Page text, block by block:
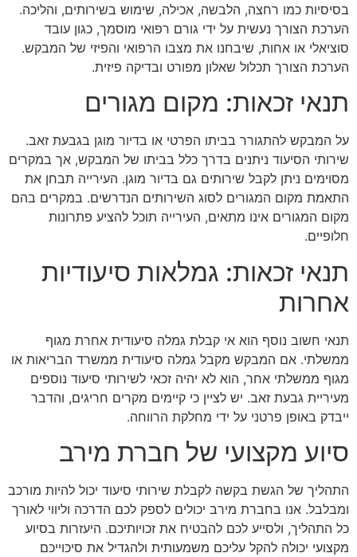
בסיסיות כמו רחצה, הלבשה, אכילה, שימוש בשירותים, והליכה.
הערכת הצורך נעשית על ידי גורם רפואי מוסמך, כגון עובד
סוציאלי או אחות, שיבחנו את מצבו הרפואי והפיזי של המבקש.
הערכת הצורך תכלול שאלון מפורט ובדיקה פיזית.
תנאי זכאות: מקום מגורים
על המבקש להתגורר בביתו הפרטי או בדיור מוגן בגבעת זאב.
שירותי הסיעוד ניתנים בדרך כלל בביתו של המבקש, אך במקרים
מסוימים ניתן לקבל שירותים גם בדיור מוגן. העירייה תבחן את
התאמת מקום המגורים לסוג השירותים הנדרשים. במקרים בהם
מקום המגורים אינו מתאים, העירייה תוכל להציע פתרונות
חלופיים.
תנאי זכאות: גמלאות סיעודיות
אחרות
תנאי חשוב נוסף הוא אי קבלת גמלה סיעודית אחרת מגוף
ממשלתי. אם המבקש מקבל גמלה סיעודית ממשרד הבריאות או
מגוף ממשלתי אחר, הוא לא יהיה זכאי לשירותי סיעוד נוספים
מעיריית גבעת זאב. יש לציין כי קיימים מקרים חריגים, והדבר
ייבדק באופן פרטני על ידי מחלקת הרווחה.
סיוע מקצועי של חברת מירב
התהליך של הגשת בקשה לקבלת שירותי סיעוד יכול להיות מורכב
ומבלבל. אנו בחברת מירב יכולים לספק לכם הדרכה וליווי לאורך
כל התהליך, ולסייע לכם להבטיח את זכויותיכם. היעזרות בסיוע
מקצועי יכולה להקל עליכם משמעותית ולהגדיל את סיכוייכם